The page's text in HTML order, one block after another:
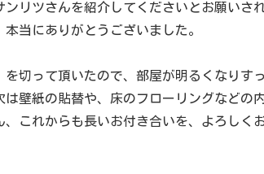
リツさんを紹介してくださいとお願いさ
当にありがとうございました。
切って頂いたので、部屋が明るくなりす
は壁紙の貼替や、床のフローリングなどの
、これからも長いお付き合いを、よろしく